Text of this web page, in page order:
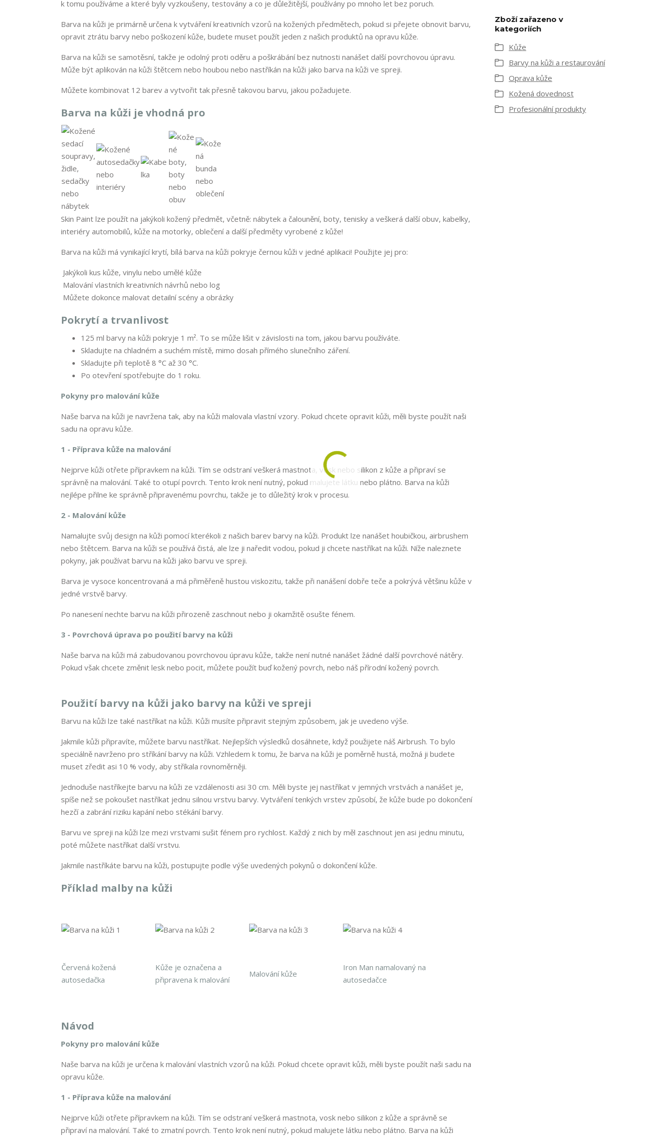
k tomu používáme a které byly vyzkoušeny, testovány a co je důležitější, používány po mnoho let bez poruch.
Barva na kůži je primárně určena k vytváření kreativních vzorů na kožených předmětech, pokud si přejete obnovit barvu,
opravit ztrátu barvy nebo poškození kůže, budete muset použít jeden z našich produktů na opravu kůže.
Barva na kůži se samotěsní, takže je odolný proti oděru a poškrábání bez nutnosti nanášet další povrchovou úpravu.
Může být aplikován na kůži štětcem nebo houbou nebo nastříkán na kůži jako barva na kůži ve spreji.
Můžete kombinovat 12 barev a vytvořit tak přesně takovou barvu, jakou požadujete.
Barva na kůži je vhodná pro
Skin Paint lze použít na jakýkoli kožený předmět, včetně: nábytek a čalounění, boty, tenisky a veškerá další obuv, kabelky,
interiéry automobilů, kůže na motorky, oblečení a další předměty vyrobené z kůže!
Barva na kůži má vynikající krytí, bílá barva na kůži pokryje černou kůži v jedné aplikaci! Použijte jej pro:
Jakýkoli kus kůže, vinylu nebo umělé kůže
Malování vlastních kreativních návrhů nebo log
Můžete dokonce malovat detailní scény a obrázky
Pokrytí a trvanlivost
125 ml barvy na kůži pokryje 1 m². To se může lišit v závislosti na tom, jakou barvu používáte.
Skladujte na chladném a suchém místě, mimo dosah přímého slunečního záření.
Skladujte při teplotě 8 °C až 30 °C.
Po otevření spotřebujte do 1 roku.
Pokyny pro malování kůže
Naše barva na kůži je navržena tak, aby na kůži malovala vlastní vzory. Pokud chcete opravit kůži, měli byste použít naši
sadu na opravu kůže.
1 - Příprava kůže na malování
Nejprve kůži otřete přípravkem na kůži. Tím se odstraní veškerá mastnota, vosk nebo silikon z kůže a připraví se
správně na malování. Také to otupí povrch. Tento krok není nutný, pokud malujete látku nebo plátno. Barva na kůži
nejlépe přilne ke správně připravenému povrchu, takže je to důležitý krok v procesu.
2 - Malování kůže
Namalujte svůj design na kůži pomocí kterékoli z našich barev barvy na kůži. Produkt lze nanášet houbičkou, airbrushem
nebo štětcem. Barva na kůži se používá čistá, ale lze ji naředit vodou, pokud ji chcete nastříkat na kůži. Níže naleznete
pokyny, jak používat barvu na kůži jako barvu ve spreji.
Barva je vysoce koncentrovaná a má přiměřeně hustou viskozitu, takže při nanášení dobře teče a pokrývá většinu kůže v
jedné vrstvě barvy.
Po nanesení nechte barvu na kůži přirozeně zaschnout nebo ji okamžitě osušte fénem.
3 - Povrchová úprava po použití barvy na kůži
Naše barva na kůži má zabudovanou povrchovou úpravu kůže, takže není nutné nanášet žádné další povrchové nátěry.
Pokud však chcete změnit lesk nebo pocit, můžete použít buď kožený povrch, nebo náš přírodní kožený povrch.
Použití barvy na kůži jako barvy na kůži ve spreji
Barvu na kůži lze také nastříkat na kůži. Kůži musíte připravit stejným způsobem, jak je uvedeno výše.
Jakmile kůži připravíte, můžete barvu nastříkat. Nejlepších výsledků dosáhnete, když použijete náš Airbrush. To bylo
speciálně navrženo pro stříkání barvy na kůži. Vzhledem k tomu, že barva na kůži je poměrně hustá, možná ji budete
muset zředit asi 10 % vody, aby stříkala rovnoměrněji.
Jednoduše nastříkejte barvu na kůži ze vzdálenosti asi 30 cm. Měli byste jej nastříkat v jemných vrstvách a nanášet je,
spíše než se pokoušet nastříkat jednu silnou vrstvu barvy. Vytváření tenkých vrstev způsobí, že kůže bude po dokončení
hezčí a zabrání riziku kapání nebo stékání barvy.
Barvu ve spreji na kůži lze mezi vrstvami sušit fénem pro rychlost. Každý z nich by měl zaschnout jen asi jednu minutu,
poté můžete nastříkat další vrstvu.
Jakmile nastříkáte barvu na kůži, postupujte podle výše uvedených pokynů o dokončení kůže.
Příklad malby na kůži
Červená kožená
autosedačka
Kůže je označena a
připravena k malování
Malování kůže
Iron Man namalovaný na
autosedačce
Návod
Pokyny pro malování kůže
Naše barva na kůži je určena k malování vlastních vzorů na kůži. Pokud chcete opravit kůži, měli byste použít naši sadu na
opravu kůže.
1 - Příprava kůže na malování
Nejprve kůži otřete přípravkem na kůži. Tím se odstraní veškerá mastnota, vosk nebo silikon z kůže a správně se
připraví na malování. Také to zmatní povrch. Tento krok není nutný, pokud malujete látku nebo plátno. Barva na kůži
Zboží zařazeno v
kategoriích
Kůže
Barvy na kůži a restaurování
Oprava kůže
Kožená dovednost
Profesionální produkty